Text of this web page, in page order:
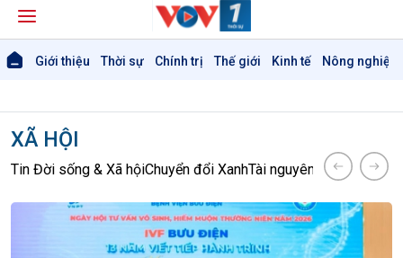
Giới thiệu Thời sự Chính trị Thế giới Kinh tế Nông nghiệp
XÃ HỘI
Tin Đời sống & Xã hộiChuyển đổi XanhTài nguyên và Môi